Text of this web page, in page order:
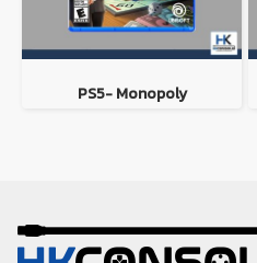
PS5- Monopoly